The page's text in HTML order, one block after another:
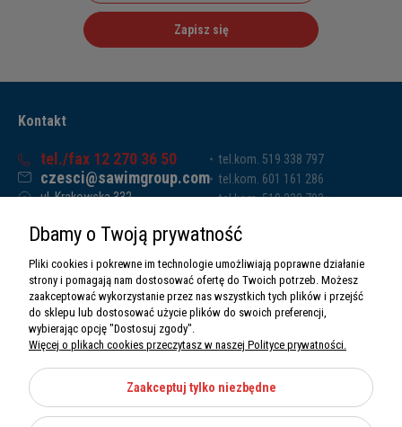
Zapisz się
Kontakt
tel./fax 12 270 36 50
czesci@sawimgroup.com
ul. Krakowska 332,
Sawim Group Mariusz Zdyb sp. k.
NIP: 5130284470
REGON: 5246591010
tel.kom. 519 338 797
tel.kom. 601 161 286
tel.kom. 519 338 793
O nas
Informacje
Dbamy o Twoją prywatność
Pliki cookies i pokrewne im technologie umożliwiają poprawne działanie
strony i pomagają nam dostosować ofertę do Twoich potrzeb. Możesz
zaakceptować wykorzystanie przez nas wszystkich tych plików i przejść
do sklepu lub dostosować użycie plików do swoich preferencji,
wybierając opcję "Dostosuj zgody".
Więcej o plikach cookies przeczytasz w naszej Polityce prywatności.
Zaakceptuj tylko niezbędne